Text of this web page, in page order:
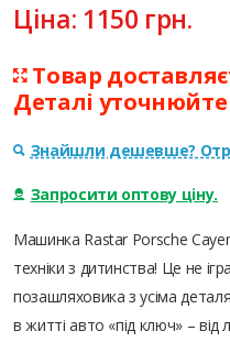
Ціна: 1150 грн.
Товар
Деталі
Знайшли дешевше?
Запросити оптову ціну.
Машинка Rastar Porsche
техніки з дитинства! Це не
позашляховика з усіма
в житті авто «під ключ» –